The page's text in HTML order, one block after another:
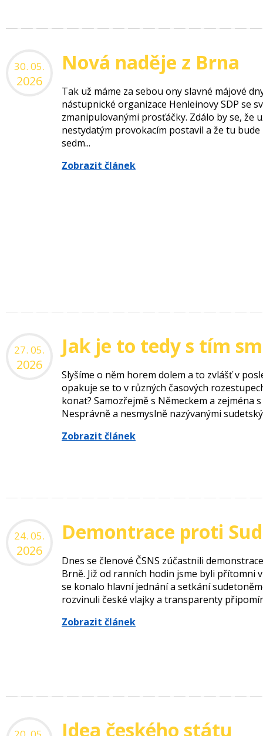
30. 05.
2026
Nová naděje z Brna
Tak už máme za sebou ony slavné májové
nástupnické organizace Henleinovy SDP se
zmanipulovanými prosťáčky. Zdálo by se, že
nestydatým provokacím postavil a že tu
sedm...
Zobrazit článek
27. 05.
2026
Jak je to tedy s tím
Slyšíme o něm horem dolem a to zvlášť v
opakuje se to v různých časových
konat? Samozřejmě s Německem a zejména
Nesprávně a nesmyslně nazývanými
Zobrazit článek
24. 05.
2026
Demontrace proti
Dnes se členové ČSNS zúčastnili
Brně. Již od ranních hodin jsme byli přítomni
se konalo hlavní jednání a setkání
rozvinuli české vlajky a transparenty
Zobrazit článek
Idea českého státu